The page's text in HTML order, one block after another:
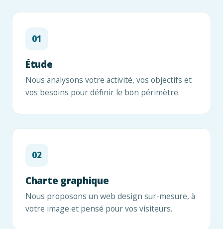
Étude
Nous analysons votre activité, vos objectifs et
vos besoins pour définir le bon périmètre.
Charte graphique
Nous proposons un web design sur-mesure, à
votre image et pensé pour vos visiteurs.